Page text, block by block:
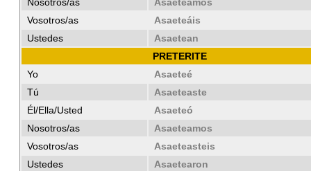
Nosotros/as
Asaeteamos
Vosotros/as
Asaeteáis
Ustedes
Asaetean
PRETERITE
Yo
Asaeteé
Tú
Asaeteaste
Él/Ella/Usted
Asaeteó
Nosotros/as
Asaeteamos
Vosotros/as
Asaeteasteis
Ustedes
Asaetearon